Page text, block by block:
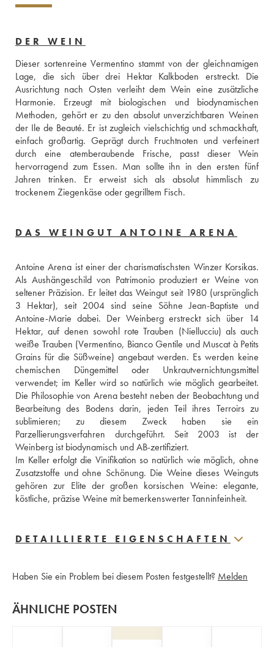
DER WEIN
Dieser sortenreine Vermentino stammt von der gleichnamigen
Lage, die sich über drei Hektar Kalkboden erstreckt. Die
Ausrichtung nach Osten verleiht dem Wein eine zusätzliche
Harmonie. Erzeugt mit biologischen und biodynamischen
Methoden, gehört er zu den absolut unverzichtbaren Weinen
der Ile de Beauté. Er ist zugleich vielschichtig und schmackhaft,
einfach großartig. Geprägt durch Fruchtnoten und verfeinert
durch eine atemberaubende Frische, passt dieser Wein
hervorragend zum Essen. Man sollte ihn in den ersten fünf
Jahren trinken. Er erweist sich als absolut himmlisch zu
trockenem Ziegenkäse oder gegrilltem Fisch.
DAS WEINGUT ANTOINE ARENA
Antoine Arena ist einer der charismatischsten Winzer Korsikas.
Als Aushängeschild von Patrimonio produziert er Weine von
seltener Präzision. Er leitet das Weingut seit 1980 (ursprünglich
3 Hektar), seit 2004 sind seine Söhne Jean-Baptiste und
Antoine-Marie dabei. Der Weinberg erstreckt sich über 14
Hektar, auf denen sowohl rote Trauben (Niellucciu) als auch
weiße Trauben (Vermentino, Bianco Gentile und Muscat à Petits
Grains für die Süßweine) angebaut werden. Es werden keine
chemischen Düngemittel oder Unkrautvernichtungsmittel
verwendet; im Keller wird so natürlich wie möglich gearbeitet.
Die Philosophie von Arena besteht neben der Beobachtung und
Bearbeitung des Bodens darin, jeden Teil ihres Terroirs zu
sublimieren; zu diesem Zweck haben sie ein
Parzellierungsverfahren durchgeführt. Seit 2003 ist der
Weinberg ist biodynamisch und AB-zertifiziert.
Im Keller erfolgt die Vinifikation so natürlich wie möglich, ohne
Zusatzstoffe und ohne Schönung. Die Weine dieses Weinguts
gehören zur Elite der großen korsischen Weine: elegante,
köstliche, präzise Weine mit bemerkenswerter Tanninfeinheit.
DETAILLIERTE EIGENSCHAFTEN
Haben Sie ein Problem bei diesem Posten festgestellt? Melden
ÄHNLICHE POSTEN